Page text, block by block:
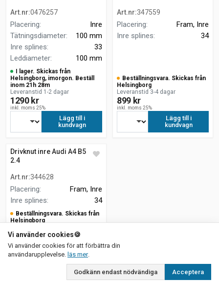
Art.nr:0476257
Placering:
Inre
Tätningsdiameter:
100 mm
Inre splines:
33
Leddiameter: 100 mm
I lager. Skickas från
Helsingborg, imorgon. Beställ
inom 21h 28m
Leveranstid 1-2 dagar
1290 kr
inkl. moms 25%
Lägg till i
kundvagn
Art.nr:347559
Placering:
Fram, Inre
Inre splines: 34
Beställningsvara. Skickas från
Helsingborg
Leveranstid 3-4 dagar
899 kr
inkl. moms 25%
Lägg till i
kundvagn
Drivknut inre Audi A4 B5 8D2
2.4
Art.nr:344628
Placering:
Fram, Inre
Inre splines: 34
Beställningsvara. Skickas från
Helsingborg
899 kr
inkl. moms 25%
Lägg till i
Vi använder cookies🍪
Vi använder cookies för att förbättra din
användarupplevelse. läs merom vår integritetspolicy
.
Godkänn endast nödvändiga Acceptera